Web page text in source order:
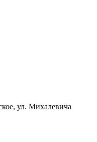
ул. Михалевича